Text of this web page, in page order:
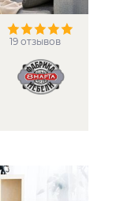
19 отзывов